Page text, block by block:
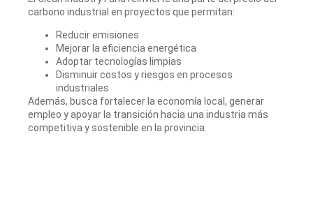
carbono industrial en proyectos que permitan:
Reducir emisiones
Mejorar la eficiencia energética
Adoptar tecnologías limpias
Disminuir costos y riesgos en procesos
industriales
Además, busca fortalecer la economía local, generar
empleo y apoyar la transición hacia una industria más
competitiva y sostenible en la provincia.